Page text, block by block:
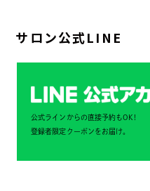
サロン公式LINE
公式ラインからの直接予約もOK!
登録者限定クーポンをお届け。